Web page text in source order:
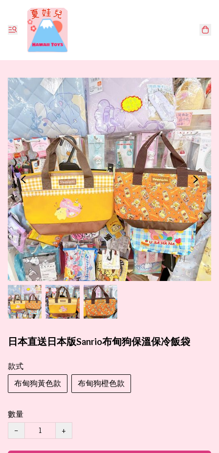
日本直送日本版Sanrio布甸狗保溫保冷飯袋
款式
布甸狗黃色款
布甸狗橙色款
數量
−
+